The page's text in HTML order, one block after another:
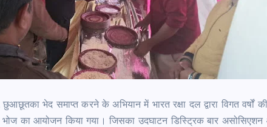
भेद समाप्त करने के अभियान में भारत रक्षा दल द्वारा विगत वर्षों
भोज का आयोजन किया गया। जिसका उदघाटन डिस्ट्रिक बार